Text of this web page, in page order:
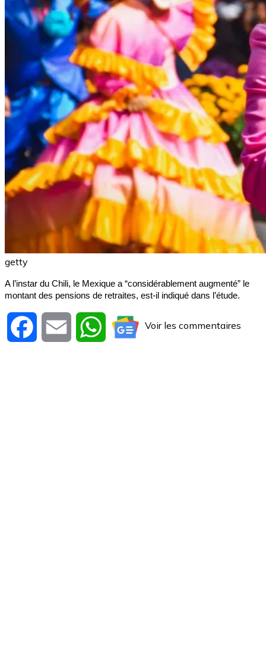
getty
A l’instar du Chili, le Mexique a “considérablement augmenté” le
montant des pensions de retraites, est-il indiqué dans l’étude.
Facebook Email WhatsAppVoir les commentaires